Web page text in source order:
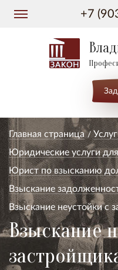
+7
Главная страница
Юридические услуги
Юрист по взысканию
Взыскание
Взыскание неустойки с
Взыскание